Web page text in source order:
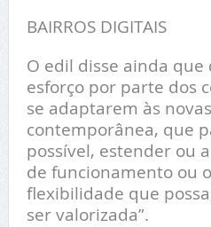
BAIRROS DIGITAIS
O edil disse ainda que
esforço por parte dos
se adaptarem às
contemporânea, que
possível, estender ou
de funcionamento ou
flexibilidade que
ser valorizada”.